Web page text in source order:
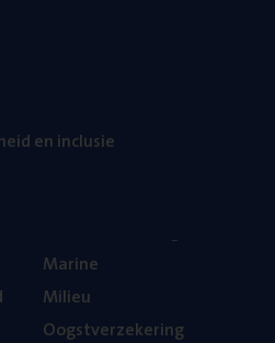
en inclusie
Mari­ne
Mili­eu
Oogst­ver­ze­ke­ring